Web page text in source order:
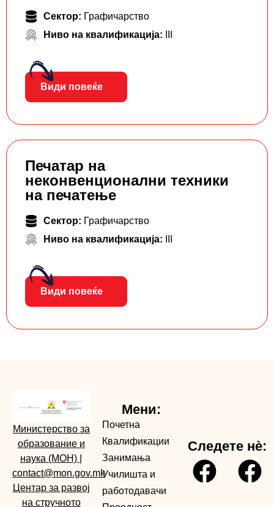
Сектор: Графичарство
Ниво на квалификација:
Види повеќе
Печатар на
неконвенционални техники
на печатење
Сектор: Графичарство
Ниво на квалификација:
Види повеќе
Министерство за
образование и
наука (МОН)
contact@mon.gov.mk
Центар за развој
на стручното
Мени:
Почетна
Квалификации
Занимања
Училишта и
работодавачи
Следете нè: